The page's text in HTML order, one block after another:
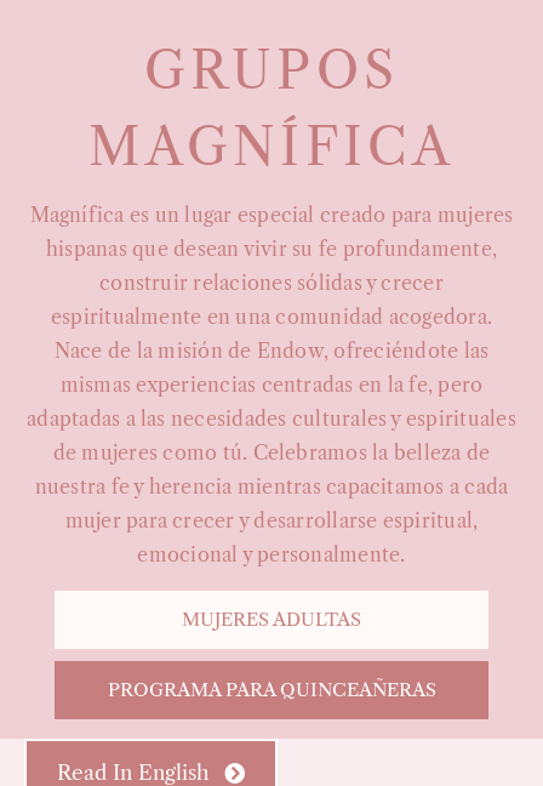
GRUPOS
MAGNÍFICA
Magnífica es un lugar especial creado para mujeres
hispanas que desean vivir su fe profundamente,
construir relaciones sólidas y crecer
espiritualmente en una comunidad acogedora.
Nace de la misión de Endow, ofreciéndote las
mismas experiencias centradas en la fe, pero
adaptadas a las necesidades culturales y espirituales
de mujeres como tú. Celebramos la belleza de
nuestra fe y herencia mientras capacitamos a cada
mujer para crecer y desarrollarse espiritual,
emocional y personalmente.
MUJERES ADULTAS
PROGRAMA PARA QUINCEAÑERAS
Read In English